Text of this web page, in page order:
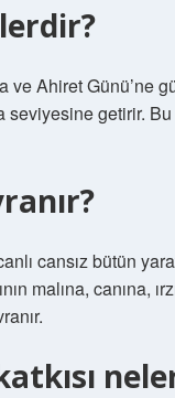
Ahiret Günü’ne
getirir.
cansız bütün
malına, canına,